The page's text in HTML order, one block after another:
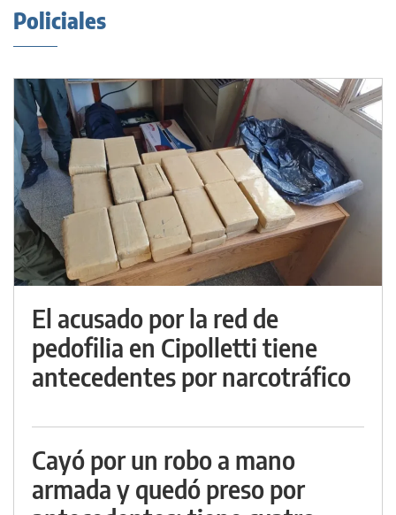
Policiales
El acusado por la red de
pedofilia en Cipolletti tiene
antecedentes por narcotráfico
Cayó por un robo a mano
armada y quedó preso por